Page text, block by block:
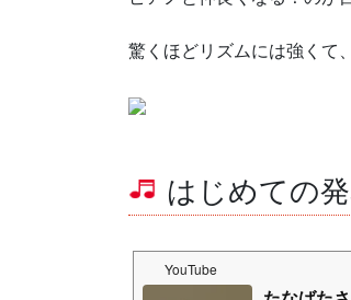
驚くほどリズムには強くて
はじめての
YouTube